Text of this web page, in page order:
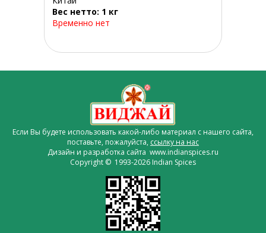
Вес нетто: 1 кг
Временно нет
Если Вы будете использовать какой-либо материал с нашего сайта,
поставьте, пожалуйста, ссылку на нас
Дизайн и разработка сайта www.indianspices.ru
Copyright © 1993-2026 Indian Spices